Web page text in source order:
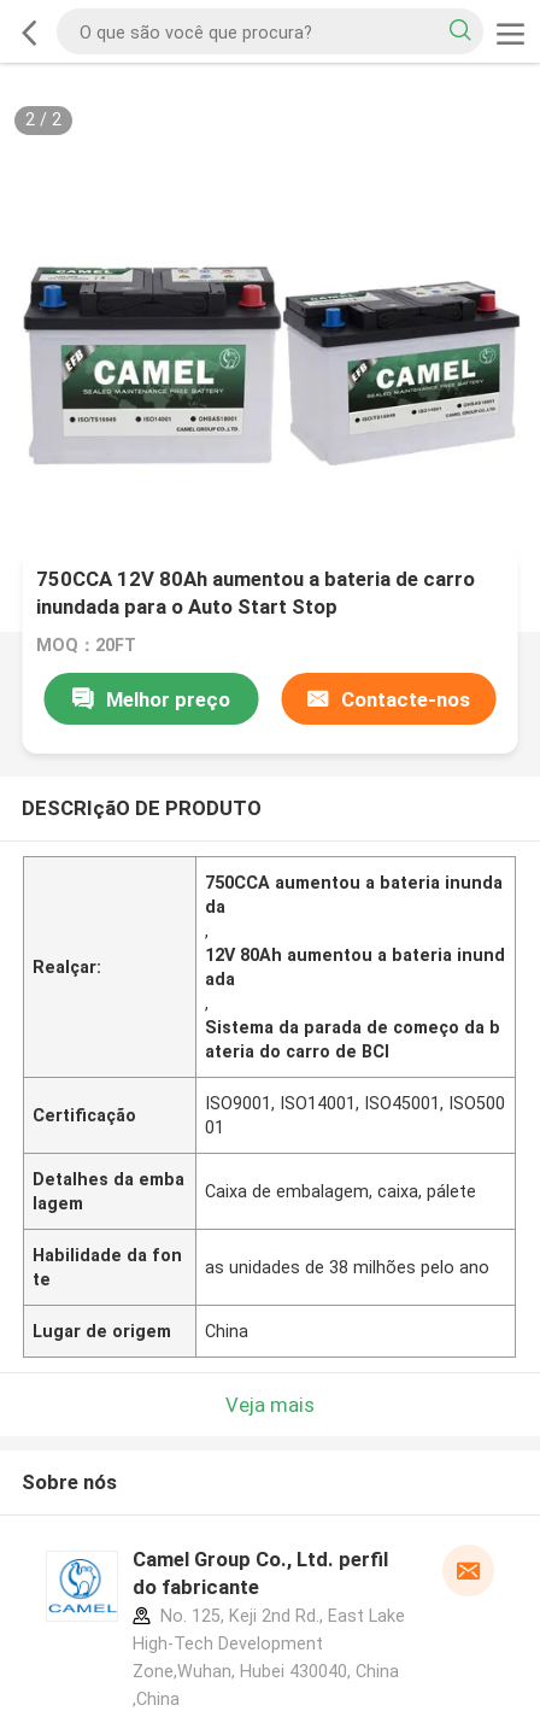
2/ 2
750CCA 12V 80Ah aumentou a bateria de carro
inundada para o Auto Start Stop
MOQ：20FT
Melhor preço Contacte-nos
DESCRIçãO DE PRODUTO
Realçar:
750CCA aumentou a bateria inunda
da
,
12V 80Ah aumentou a bateria inund
ada
,
Sistema da parada de começo da b
ateria do carro de BCI
Certificação
ISO9001, ISO14001, ISO45001, ISO500
01
Detalhes da emba
lagem
Caixa de embalagem, caixa, pálete
Habilidade da fon
te
as unidades de 38 milhões pelo ano
Lugar de origem China
Veja mais
Sobre nós
Camel Group Co., Ltd. perfil
do fabricante
No. 125, Keji 2nd Rd., East Lake
High-Tech Development
Zone,Wuhan, Hubei 430040, China
,China